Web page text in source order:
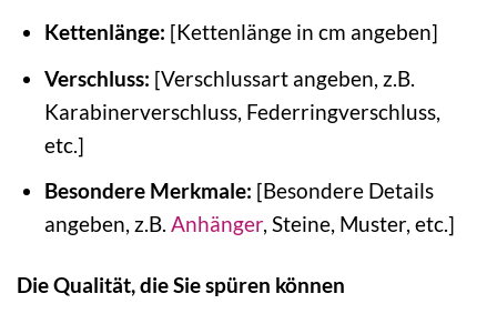
Kettenlänge: [Kettenlänge in cm angeben]
Verschluss: [Verschlussart angeben, z.B.
Karabinerverschluss, Federringverschluss,
etc.]
Besondere Merkmale: [Besondere Details
angeben, z.B. Anhänger, Steine, Muster, etc.]
Die Qualität, die Sie spüren können